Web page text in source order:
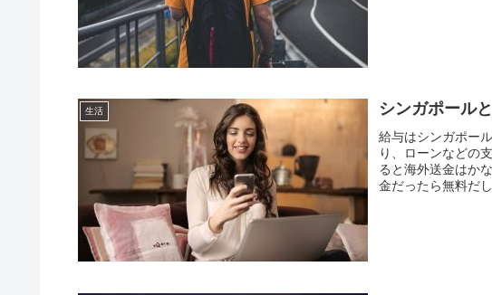
生活 シンガポール
給与はシンガポー
り、ローンなどの
ると海外送金はか
金だったら無料だ